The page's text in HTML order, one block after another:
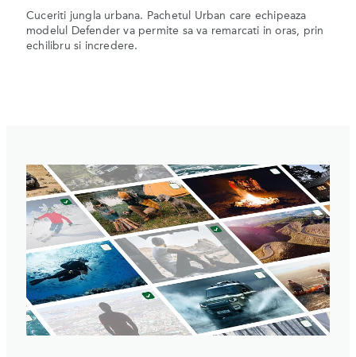
Cuceriti jungla urbana. Pachetul Urban care echipeaza
modelul Defender va permite sa va remarcati in oras, prin
echilibru si incredere.